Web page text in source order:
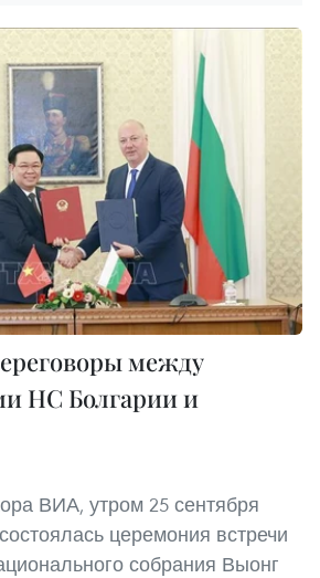
между
НС Болгарии и
ВИА, утром 25 сентября
церемония встречи
собрания Выонг